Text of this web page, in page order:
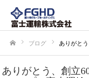
エコアクション21
やまぐち健康経
SDGs宣言
ブログ ありがとう、創立60
ありがとう、創立